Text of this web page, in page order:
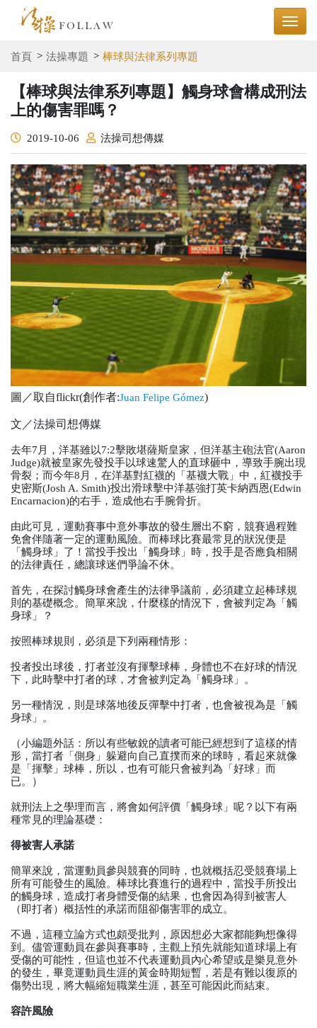
首頁 法操專題 棒球與法律系列專題
【棒球與法律系列專題】觸身球會構成刑法
上的傷害罪嗎？
2019-10-06 法操司想傳媒
圖／取自flickr(創作者:Juan Felipe Gómez)
文／法操司想傳媒
去年7月，洋基雖以7:2擊敗堪薩斯皇家，但洋基主砲法官(Aaron
Judge)就被皇家先發投手以球速驚人的直球砸中，導致手腕出現
骨裂；而今年8月，在洋基對紅襪的「基襪大戰」中，紅襪投手
史密斯(Josh A. Smith)投出滑球擊中洋基強打英卡納西恩(Edwin
Encarnacion)的右手，造成他右手腕骨折。
由此可見，運動賽事中意外事故的發生層出不窮，競賽過程難
免會伴隨著一定的運動風險。而棒球比賽最常見的狀況便是
「觸身球」了！當投手投出「觸身球」時，投手是否應負相關
的法律責任，總讓球迷們爭論不休。
首先，在探討觸身球會產生的法律爭議前，必須建立起棒球規
則的基礎概念。簡單來說，什麼樣的情況下，會被判定為「觸
身球」？
按照棒球規則，必須是下列兩種情形：
投者投出球後，打者並沒有揮擊球棒，身體也不在好球的情況
下，此時擊中打者的球，才會被判定為「觸身球」。
另一種情況，則是球落地後反彈擊中打者，也會被視為是「觸
身球」。
（小編題外話：所以有些敏銳的讀者可能已經想到了這樣的情
形，當打者「側身」躲避向自己直撲而來的球時，看起來就像
是「揮擊」球棒，所以，也有可能只會被判為「好球」而
已。）
就刑法上之學理而言，將會如何評價「觸身球」呢？以下有兩
種常見的理論基礎：
得被害人承諾
簡單來說，當運動員參與競賽的同時，也就概括忍受競賽場上
所有可能發生的風險。棒球比賽進行的過程中，當投手所投出
的觸身球，造成打者身體受傷的結果，也會因為得到被害人
（即打者）概括性的承諾而阻卻傷害罪的成立。
不過，這種立論方式也頗受批判，原因想必大家都能夠想像得
到。儘管運動員在參與賽事時，主觀上預先就能知道球場上有
受傷的可能性，但這也並不代表運動員內心希望或是樂見意外
的發生，畢竟運動員生涯的黃金時期短暫，若是有難以復原的
傷勢出現，將大幅縮短職業生涯，甚至可能因此而結束。
容許風險